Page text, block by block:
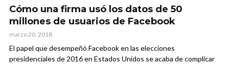
Cómo una firma usó los datos de 50
millones de usuarios de Facebook
marzo 20, 2018
El papel que desempeñó Facebook en las elecciones
presidenciales de 2016 en Estados Unidos se acaba de complicar